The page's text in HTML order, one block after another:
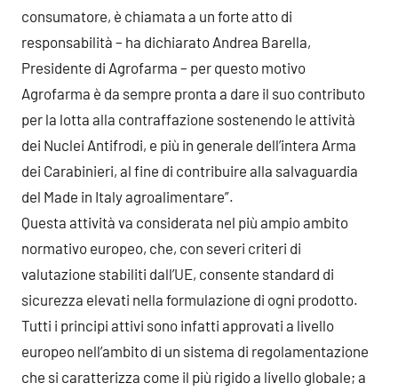
consumatore, è chiamata a un forte atto di
responsabilità – ha dichiarato Andrea Barella,
Presidente di Agrofarma – per questo motivo
Agrofarma è da sempre pronta a dare il suo contributo
per la lotta alla contraffazione sostenendo le attività
dei Nuclei Antifrodi, e più in generale dell’intera Arma
dei Carabinieri, al fine di contribuire alla salvaguardia
del Made in Italy agroalimentare”.
Questa attività va considerata nel più ampio ambito
normativo europeo, che, con severi criteri di
valutazione stabiliti dall’UE, consente standard di
sicurezza elevati nella formulazione di ogni prodotto.
Tutti i principi attivi sono infatti approvati a livello
europeo nell’ambito di un sistema di regolamentazione
che si caratterizza come il più rigido a livello globale; a